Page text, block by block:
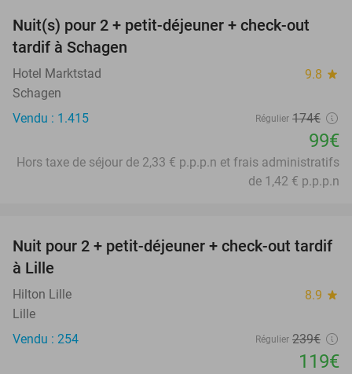
43%
Nuit(s) pour 2 + petit-déjeuner + check-out
tardif à Schagen
Hotel Marktstad 9.8 star
Schagen
Vendu : 1.415
Régulier 174€
99€
Hors taxe de séjour de 2,33 € p.p.p.n et frais administratifs
de 1,42 € p.p.p.n
50%
Nuit pour 2 + petit-déjeuner + check-out tardif
à Lille
Hilton Lille 8.9 star
Lille
Vendu : 254
Régulier 239€
119€